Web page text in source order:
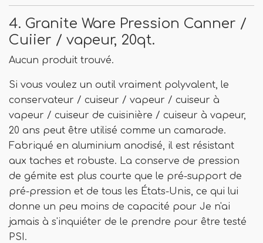
4. Granite Ware Pression Canner /
Cuiier / vapeur, 20qt.
Aucun produit trouvé.
Si vous voulez un outil vraiment polyvalent, le
conservateur / cuiseur / vapeur / cuiseur à
vapeur / cuiseur de cuisinière / cuiseur à vapeur,
20 ans peut être utilisé comme un camarade.
Fabriqué en aluminium anodisé, il est résistant
aux taches et robuste. La conserve de pression
de gémite est plus courte que le pré-support de
pré-pression et de tous les États-Unis, ce qui lui
donne un peu moins de capacité pour Je n'ai
jamais à s'inquiéter de le prendre pour être testé
PSI.